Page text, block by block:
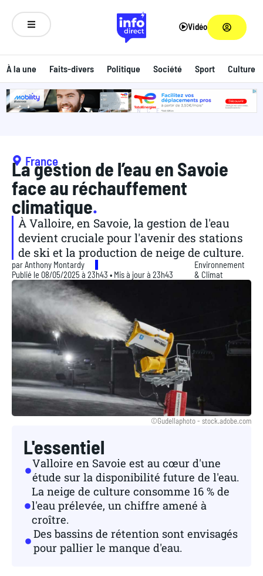
Vidéo
À la une Faits-divers Politique Société Sport Culture
ANNONCE
France
La gestion de l’eau en Savoie
face au réchauffement
climatique.
À Valloire, en Savoie, la gestion de l'eau
devient cruciale pour l'avenir des stations
de ski et la production de neige de culture.
parAnthony Montardy
Publié le 08/05/2025 à 23h43 • Mis à jour à 23h43
Environnement
& Climat
©Gudellaphoto - stock.adobe.com
L'essentiel
Valloire en Savoie est au cœur d'une
étude sur la disponibilité future de l'eau.
La neige de culture consomme 16 % de
l'eau prélevée, un chiffre amené à
croître.
Des bassins de rétention sont envisagés
pour pallier le manque d'eau.